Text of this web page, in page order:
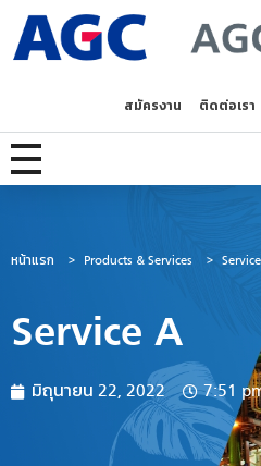
สมัครงาน ติดต่อเรา
หน้าแรก > Products & Services >
Service A
มิถุนายน 22, 2022 7:51